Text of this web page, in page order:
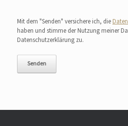
Mit dem "Senden" versichere ich, die
haben und stimme der Nutzung meiner
Datenschutzerklärung zu.